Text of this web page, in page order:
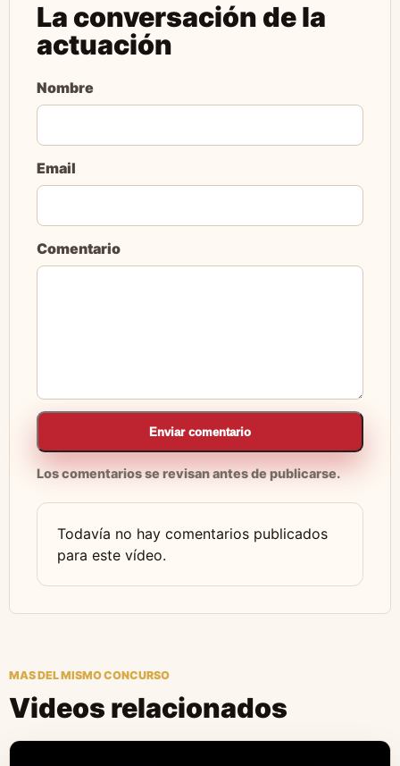
La conversación de la
actuación
Nombre
Email
Comentario
Enviar comentario
Los comentarios se revisan antes de publicarse.
Todavía no hay comentarios publicados
para este vídeo.
MAS DEL MISMO CONCURSO
Videos relacionados